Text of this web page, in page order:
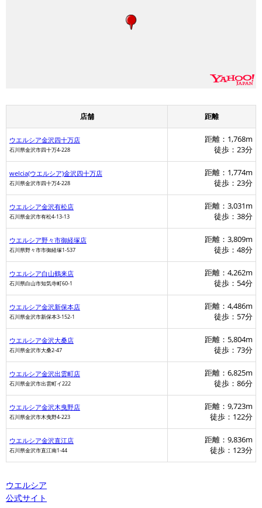
店舗 距離
ウエルシア金沢四十万店
石川県金沢市四十万4-228
距離：1,768m
徒歩：23分
welcia(ウエルシア)金沢四十万店
石川県金沢市四十万4-228
距離：1,774m
徒歩：23分
ウエルシア金沢有松店
石川県金沢市有松4-13-13
距離：3,031m
徒歩：38分
ウエルシア野々市御経塚店
石川県野々市市御経塚1-537
距離：3,809m
徒歩：48分
ウエルシア白山鶴来店
石川県白山市知気寺町60-1
距離：4,262m
徒歩：54分
ウエルシア金沢新保本店
石川県金沢市新保本3-152-1
距離：4,486m
徒歩：57分
ウエルシア金沢大桑店
石川県金沢市大桑2-47
距離：5,804m
徒歩：73分
ウエルシア金沢出雲町店
石川県金沢市出雲町イ222
距離：6,825m
徒歩：86分
ウエルシア金沢木曳野店
石川県金沢市木曳野4-223
距離：9,723m
徒歩：122分
ウエルシア金沢直江店
石川県金沢市直江南1-44
距離：9,836m
徒歩：123分
ウエルシア
公式サイト